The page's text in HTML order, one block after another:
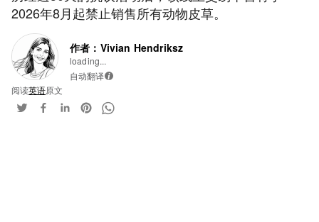
2026年8月起禁止销售所有动物皮草。
作者：Vivian Hendriksz
loading...
自动翻译 i
阅读英语原文